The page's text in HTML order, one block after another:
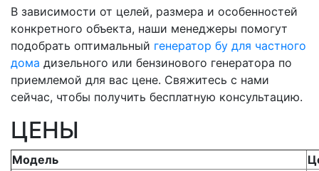
В зависимости от целей, размера и особенностей
конкретного объекта, наши менеджеры помогут
подобрать оптимальный генератор бу для частного
дома дизельного или бензинового генератора по
приемлемой для вас цене. Свяжитесь с нами
сейчас, чтобы получить бесплатную консультацию.
ЦЕНЫ
Модель